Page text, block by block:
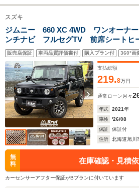
スズキ
ジムニー 660 XC 4WD ワンオーナ
ンチナビ フルセグTV 前席シートヒ
コントロール ドライブレコーダー(前
ー マットガード ジオランダーX-AT
販売店保証 車両品質評価書付 購入プラン付 360°画
支払総額
219.8万円
通常ローン 月々
年式 2021年
車検
'26/08
保証
保証付
住所
北海道旭川
無
料
在庫確認・見積
カーセンサーアフター保証がBプランに付いています